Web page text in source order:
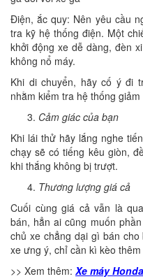
Điện, ắc quy: Nên yêu cầu
tra kỹ hệ thống điện. Một
khởi động xe dễ dàng, đèn
không nổ máy.
Khi di chuyển, hãy cố ý đi
nhằm kiểm tra hệ thống giảm
Cảm giác của bạn
Khi lái thử hãy lắng nghe
chạy sẽ có tiếng kêu giòn,
khi thắng không bị trượt.
Thương lượng giá cả
Cuối cùng giá cả vẫn là
bán, hẳn ai cũng muốn
chủ xe chẳng dại gì bán
xe ưng ý, chỉ cần kì kèo
>> Xem thêm: Xe máy Honda